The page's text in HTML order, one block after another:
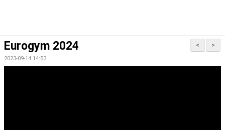
BILDGALLERI
>
<
Eurogym 2024
2023-09-14 14:53